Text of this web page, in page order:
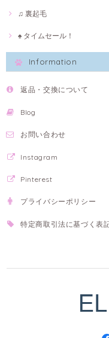
♫ 裏起毛
♠ タイムセール！
Information
返品・交換について
Blog
お問い合わせ
Instagram
Pinterest
プライバシーポリシー
特定商取引法に基づく表